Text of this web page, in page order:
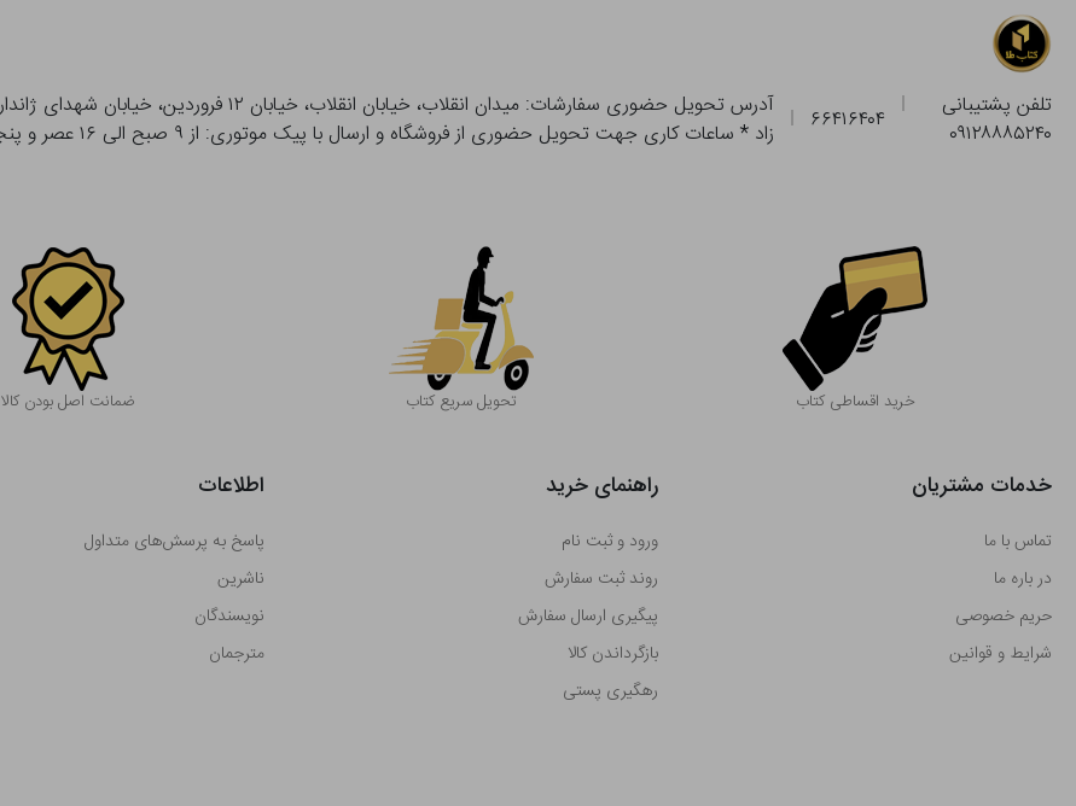
تلفن پشتیبانی
۰۹۱۲۸۸۸۵۲۴۰
۶۶۴۱۶۴۰۴
زاد * ساعات کاری جهت تحویل حضوری از فروشگاه و ارسال با پیک موتوری: از ۹ صبح الی ۱۶ عصر و پنجشنبه ها تا ۱۲
خرید اقساطی کتاب تحویل سریع کتاب
بصورت حضوری از آدرس تحویل حضوری سفارش خود را بدون هیچ هزینه ای تحویل بگیرید.
ضمانت اصل بودن کالا
خدمات مشتریان
تماس با ما
در باره ما
حریم خصوصی
شرایط و قوانین
راهنمای خرید
ورود و ثبت نام
روند ثبت سفارش
پیگیری ارسال سفارش
بازگرداندن کالا
رهگیری پستی
اطلاعات
پاسخ به پرسش‌های متداول
ناشرین
نویسندگان
مترجمان